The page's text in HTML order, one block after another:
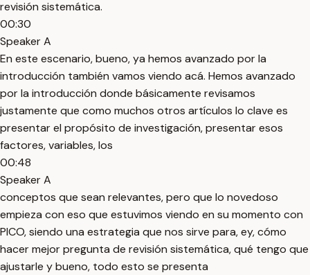
revisión sistemática.
00:30
Speaker A
En este escenario, bueno, ya hemos avanzado por la
introducción también vamos viendo acá. Hemos avanzado
por la introducción donde básicamente revisamos
justamente que como muchos otros artículos lo clave es
presentar el propósito de investigación, presentar esos
factores, variables, los
00:48
Speaker A
conceptos que sean relevantes, pero que lo novedoso
empieza con eso que estuvimos viendo en su momento con
PICO, siendo una estrategia que nos sirve para, ey, cómo
hacer mejor pregunta de revisión sistemática, qué tengo que
ajustarle y bueno, todo esto se presenta